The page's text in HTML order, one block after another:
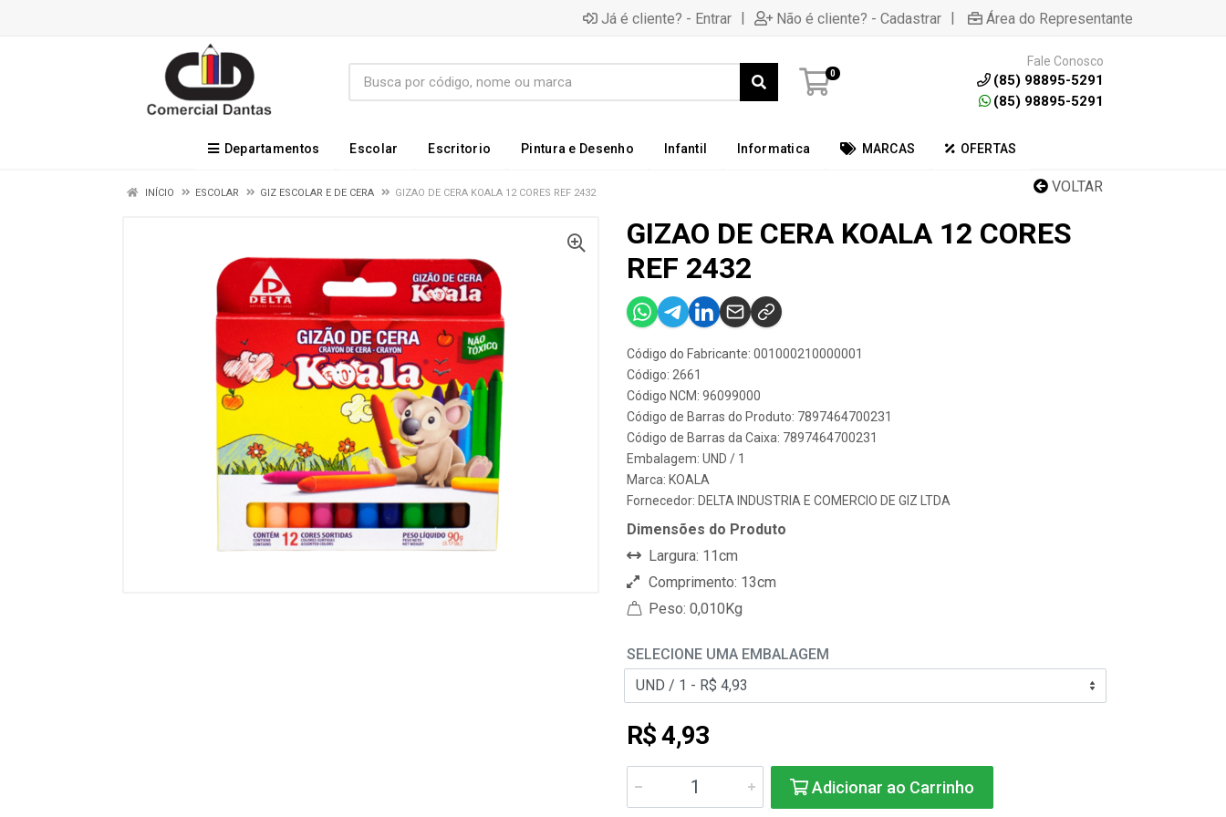
Já é cliente? - Entrar | Não é cliente? - Cadastrar | Área do Representante
0
Fale Conosco
(85) 98895-5291
(85) 98895-5291
Departamentos Escolar Escritorio Pintura e Desenho Infantil Informatica MARCAS OFERTAS
VOLTAR
INÍCIO ESCOLAR GIZ ESCOLAR E DE CERA GIZAO DE CERA KOALA 12 CORES REF 2432
GIZAO DE CERA KOALA 12 CORES
REF 2432
Código do Fabricante: 001000210000001
Código: 2661
Código NCM: 96099000
Código de Barras do Produto: 7897464700231
Código de Barras da Caixa: 7897464700231
Embalagem: UND / 1
Marca: KOALA
Fornecedor: DELTA INDUSTRIA E COMERCIO DE GIZ LTDA
Dimensões do Produto
Largura: 11cm
Comprimento: 13cm
Peso: 0,010Kg
SELECIONE UMA EMBALAGEM
R$ 4,93
Adicionar ao Carrinho